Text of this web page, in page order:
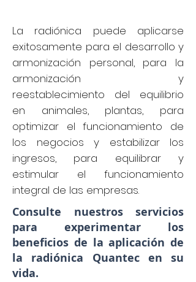
La radiónica puede aplicarse
exitosamente para el desarrollo y
armonización personal, para la
armonización y
reestablecimiento del equilibrio
en animales, plantas, para
optimizar el funcionamiento de
los negocios y estabilizar los
ingresos, para equilibrar y
estimular el funcionamiento
integral de las empresas.
Consulte nuestros servicios
para experimentar los
beneficios de la aplicación de
la radiónica Quantec en su
vida.